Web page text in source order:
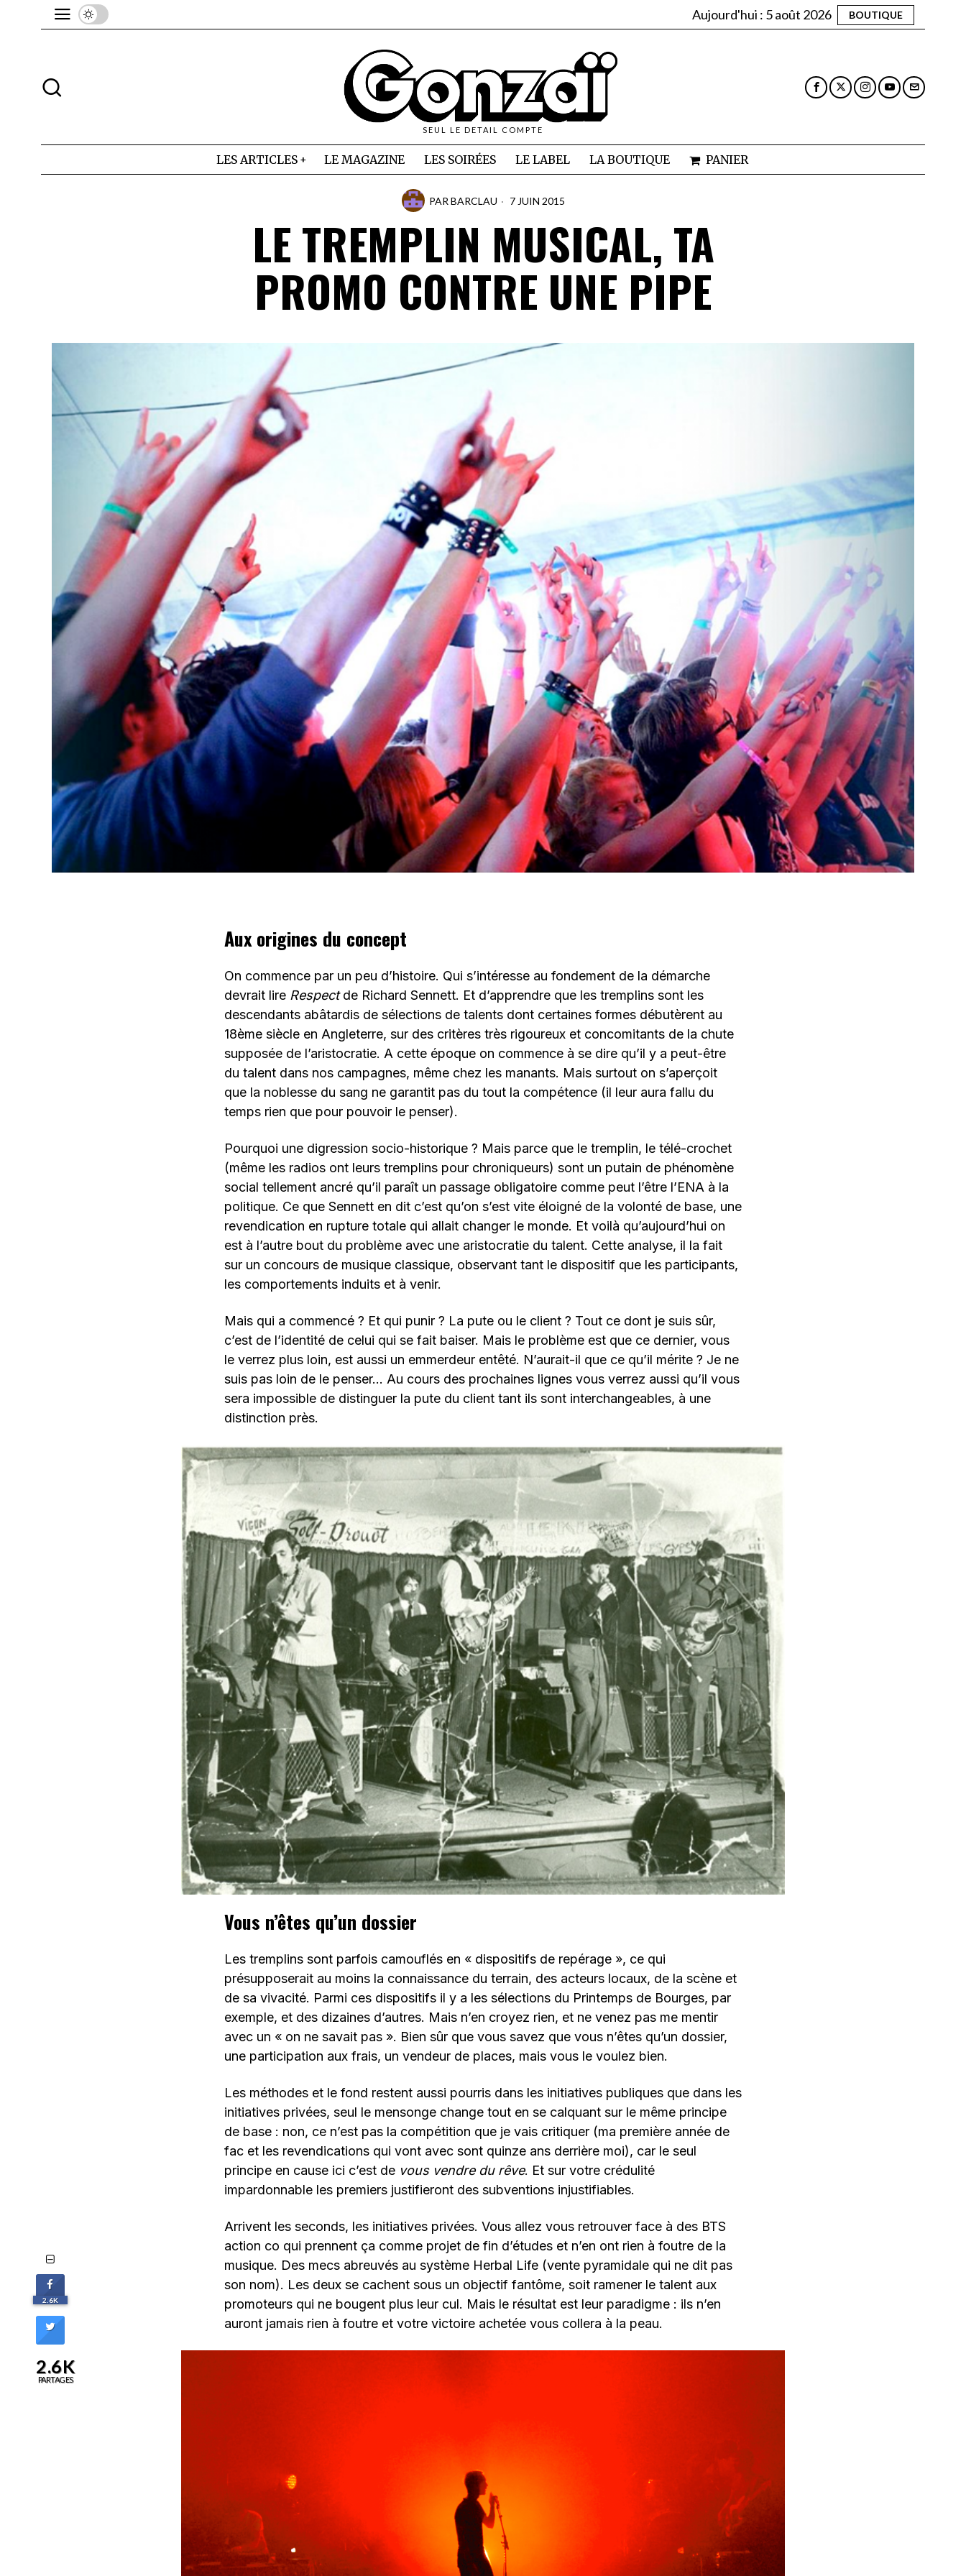
Aujourd'hui : 5 août 2026 BOUTIQUE
SEUL LE DETAIL COMPTE
LES ARTICLES LE MAGAZINE LES SOIRÉES LE LABEL LA BOUTIQUE PANIER
PAR BARCLAU 7 JUIN 2015
LE TREMPLIN MUSICAL, TA
PROMO CONTRE UNE PIPE
Aux origines du concept
On commence par un peu d’histoire. Qui s’intéresse au fondement de la démarche
devrait lire Respectde Richard Sennett. Et d’apprendre que les tremplins sont les
descendants abâtardis de sélections de talents dont certaines formes débutèrent au
18ème siècle en Angleterre, sur des critères très rigoureux et concomitants de la chute
supposée de l’aristocratie. A cette époque on commence à se dire qu’il y a peut-être
du talent dans nos campagnes, même chez les manants. Mais surtout on s’aperçoit
que la noblesse du sang ne garantit pas du tout la compétence (il leur aura fallu du
temps rien que pour pouvoir le penser).
Pourquoi une digression socio-historique ? Mais parce que le tremplin, le télé-crochet
(même les radios ont leurs tremplins pour chroniqueurs) sont un putain de phénomène
social tellement ancré qu’il paraît un passage obligatoire comme peut l’être l’ENA à la
politique. Ce que Sennett en dit c’est qu’on s’est vite éloigné de la volonté de base, une
revendication en rupture totale qui allait changer le monde. Et voilà qu’aujourd’hui on
est à l’autre bout du problème avec une aristocratie du talent. Cette analyse, il la fait
sur un concours de musique classique, observant tant le dispositif que les participants,
les comportements induits et à venir.
Mais qui a commencé ? Et qui punir ? La pute ou le client ? Tout ce dont je suis sûr,
c’est de l’identité de celui qui se fait baiser. Mais le problème est que ce dernier, vous
le verrez plus loin, est aussi un emmerdeur entêté. N’aurait-il que ce qu’il mérite ? Je ne
suis pas loin de le penser… Au cours des prochaines lignes vous verrez aussi qu’il vous
sera impossible de distinguer la pute du client tant ils sont interchangeables, à une
distinction près.
Vous n’êtes qu’un dossier
Les tremplins sont parfois camouflés en « dispositifs de repérage », ce qui
présupposerait au moins la connaissance du terrain, des acteurs locaux, de la scène et
de sa vivacité. Parmi ces dispositifs il y a les sélections du Printemps de Bourges, par
exemple, et des dizaines d’autres. Mais n’en croyez rien, et ne venez pas me mentir
avec un « on ne savait pas ». Bien sûr que vous savez que vous n’êtes qu’un dossier,
une participation aux frais, un vendeur de places, mais vous le voulez bien.
Les méthodes et le fond restent aussi pourris dans les initiatives publiques que dans les
initiatives privées, seul le mensonge change tout en se calquant sur le même principe
de base : non, ce n’est pas la compétition que je vais critiquer (ma première année de
fac et les revendications qui vont avec sont quinze ans derrière moi), car le seul
principe en cause ici c’est de vous vendre du rêve. Et sur votre crédulité
impardonnable les premiers justifieront des subventions injustifiables.
Arrivent les seconds, les initiatives privées. Vous allez vous retrouver face à des BTS
action co qui prennent ça comme projet de fin d’études et n’en ont rien à foutre de la
musique. Des mecs abreuvés au système Herbal Life (vente pyramidale qui ne dit pas
son nom). Les deux se cachent sous un objectif fantôme, soit ramener le talent aux
promoteurs qui ne bougent plus leur cul. Mais le résultat est leur paradigme : ils n’en
auront jamais rien à foutre et votre victoire achetée vous collera à la peau.
2.6K
2.6K
PARTAGES